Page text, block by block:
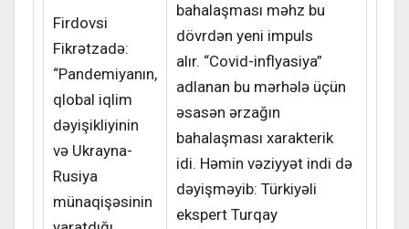
Firdovsi
Fikrətzadə:
“Pandemiyanın,
qlobal iqlim
dəyişikliyinin
və Ukrayna-
Rusiya
münaqişəsinin
bahalaşması məhz bu
dövrdən yeni impuls
alır. “Covid-inflyasiya”
adlanan bu mərhələ üçün
əsasən ərzağın
bahalaşması xarakterik
idi. Həmin vəziyyət indi də
dəyişməyib: Türkiyəli
ekspert Turqay